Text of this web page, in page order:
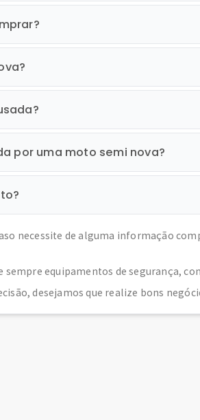
por uma moto semi nova?
necessite de alguma informação
equipamentos de segurança,
desejamos que realize bons